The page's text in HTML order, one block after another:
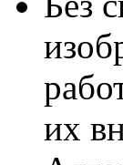
их